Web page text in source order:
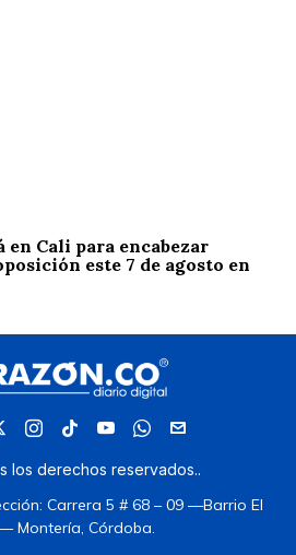
en Cali para encabezar
este 7 de agosto en
los derechos reservados..
Carrera 5 # 68 – 09 —Barrio El
Montería, Córdoba.